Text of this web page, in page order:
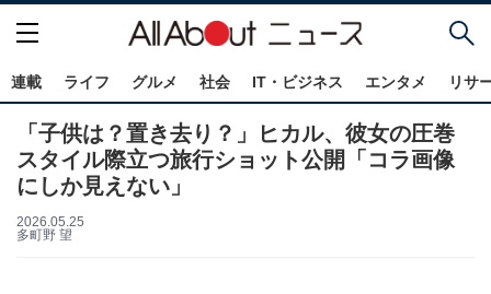
連載 ライフ グルメ 社会 IT・ビジネス エンタメ リサ
「子供は？置き去り？」ヒカル、彼女の圧巻
スタイル際立つ旅行ショット公開「コラ画像
にしか見えない」
2026.05.25
多町野 望